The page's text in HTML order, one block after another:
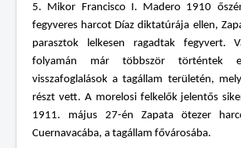
5. Mikor Francisco I. Madero 1910
fegyveres harcot Díaz diktatúrája ellen,
parasztok lelkesen ragadtak fegyvert.
folyamán már többször történtek
visszafoglalások a tagállam területén,
részt vett. A morelosi felkelők jelentős
1911. május 27-én Zapata ötezer
Cuernavacába, a tagállam fővárosába.